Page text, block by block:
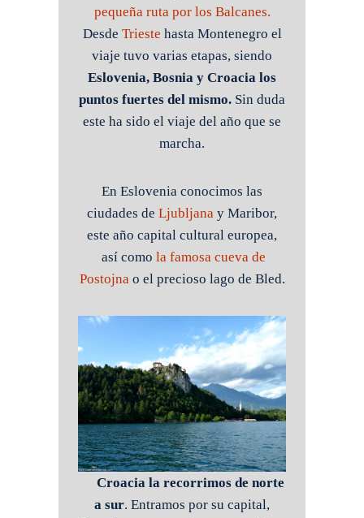
pequeña ruta por los Balcanes.
Desde Trieste hasta Montenegro el
viaje tuvo varias etapas, siendo
Eslovenia, Bosnia y Croacia los
puntos fuertes del mismo. Sin duda
este ha sido el viaje del año que se
marcha.
En Eslovenia conocimos las
ciudades de Ljubljana y Maribor,
este año capital cultural europea,
así como la famosa cueva de
Postojnao el precioso lago de Bled.
Croacia la recorrimos de norte
a sur. Entramos por su capital,